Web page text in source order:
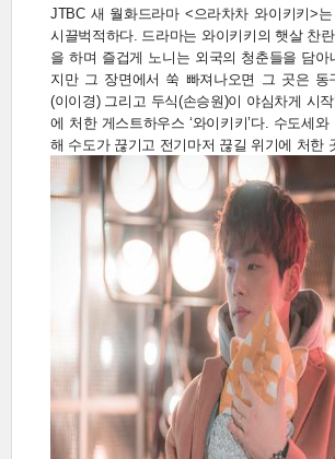
JTBC 새 월화드라마 <으라차차 와이키키>
시끌벅적하다. 드라마는 와이키키의 햇살 찬
을 하며 즐겁게 노니는 외국의 청춘들을 담아
지만 그 장면에서 쑥 빠져나오면 그 곳은 동
(이이경) 그리고 두식(손승원)이 야심차게 시
에 처한 게스트하우스 ‘와이키키’다. 수도세
해 수도가 끊기고 전기마저 끊길 위기에 처한